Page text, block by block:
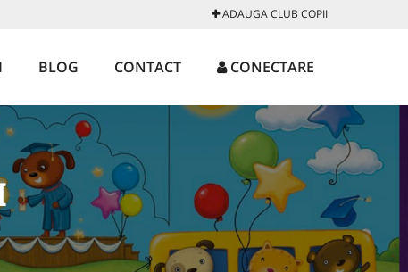
ADAUGA CLUB COPII
BLOG CONTACT CONECTARE